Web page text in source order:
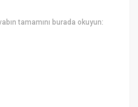
tamamını burada okuyun: